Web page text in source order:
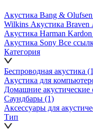
Акустика Bang & Olufsen
Wilkins Акустика Braven
Акустика Harman Kardon
Акустика Sony Все
Категория
Беспроводная акустика
Акустика для
Домашние акустические
Саундбары (1)
Аксессуары для
Тип